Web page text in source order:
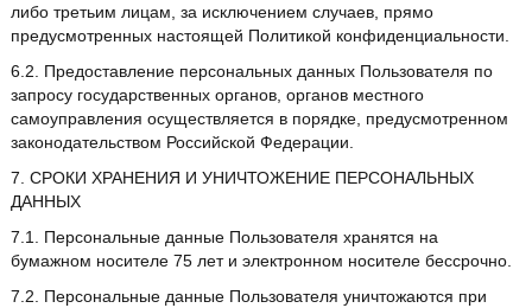
либо третьим лицам, за исключением случаев, прямо
предусмотренных настоящей Политикой конфиденциальности.
6.2. Предоставление персональных данных Пользователя по
запросу государственных органов, органов местного
самоуправления осуществляется в порядке, предусмотренном
законодательством Российской Федерации.
7. СРОКИ ХРАНЕНИЯ И УНИЧТОЖЕНИЕ ПЕРСОНАЛЬНЫХ
ДАННЫХ
7.1. Персональные данные Пользователя хранятся на
бумажном носителе 75 лет и электронном носителе бессрочно.
7.2. Персональные данные Пользователя уничтожаются при